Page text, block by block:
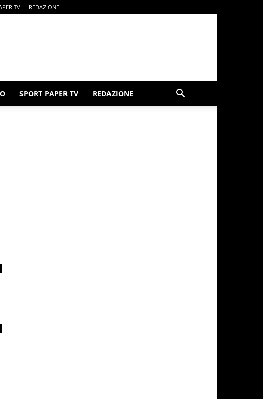
TV REDAZIONE
SPORT PAPER TV REDAZIONE